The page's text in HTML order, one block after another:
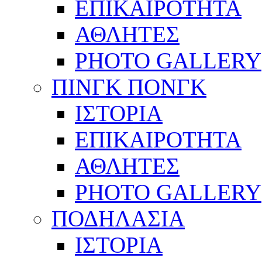
ΕΠΙΚΑΙΡΟΤΗΤΑ
ΑΘΛΗΤΕΣ
PHOTO GALLERY
ΠΙΝΓΚ ΠΟΝΓΚ
ΙΣΤΟΡΙΑ
ΕΠΙΚΑΙΡΟΤΗΤΑ
ΑΘΛΗΤΕΣ
PHOTO GALLERY
ΠΟΔΗΛΑΣΙΑ
ΙΣΤΟΡΙΑ